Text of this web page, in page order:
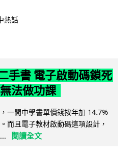
熱話
手書 電子啟動碼鎖死
法做功課
一間中學書單價錢按年加 14.7%
而且電子教材啟動碼這項設計，
閱讀全文